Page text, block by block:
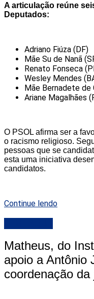
A articulação reúne
Deputados:
Adriano Fiúza (DF)
Mãe Su de Nanã
Renato Fonseca
Wesley Mendes
Mãe Bernadete de
Ariane Magalhães
O PSOL afirma ser a
o racismo religioso.
pessoas que se
esta uma iniciativa
candidatos.
Continue lendo
Matheus, do
apoio a Antônio
coordenação da